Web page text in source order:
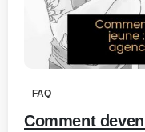
FAQ
Comment